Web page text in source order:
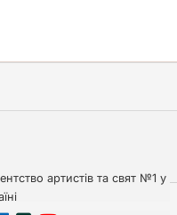
артистів та свят №1 у